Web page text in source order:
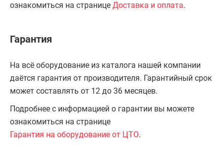
ознакомиться на странице Доставка и оплата.
Гарантия
На всё оборудование из каталога нашей компании
даётся гарантия от производителя. Гарантийный срок
может составлять от 12 до 36 месяцев.
Подробнее с информацией о гарантии вы можете
ознакомиться на странице
Гарантия на оборудование от ЦТО.